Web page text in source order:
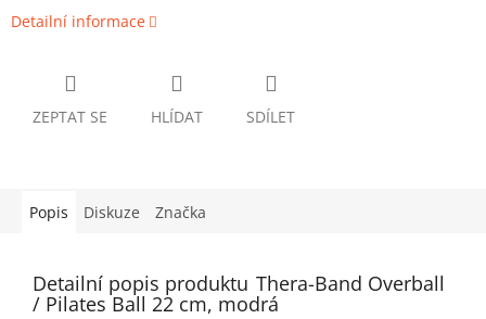
Detailní informace
ZEPTAT SE HLÍDAT SDÍLET
Popis Diskuze Značka
Detailní popis produktu Thera-Band Overball
/ Pilates Ball 22 cm, modrá